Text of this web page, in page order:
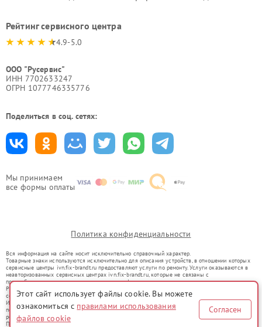
Мы принимаем
все формы оплаты
Рейтинг сервисного центра
4.9-5.0
ООО "Русервис"
ИНН 7702633247
ОГРН 1077746335776
Поделиться в соц. сетях:
Политика конфиденциальности
Вся информация на сайте носит исключительно справочный характер.
Товарные знаки используются исключительно для описания устройств, в отношении которых
сервисные центры ivn.fix-brandt.ru предоставляют услуги по ремонту. Услуги оказываются в
неавторизованных сервисных центрах ivn.fix-brandt.ru, которые не связаны с
правообладателями товарных знаков или их официальными представителями.
Ремонт осуществляется для устройств, уже введенных в гражданский оборот в соответствии
со статьей 1487 ГК РФ.
Использование товарных знаков не преследует цели индивидуализации услуг или введения
потребителей в заблуждение, а служит для информирования о предоставляемых услугах по
ремонту техники указанных брендов.
Представленная на сайте информация не является публичной офертой, определяемой
Этот сайт использует файлы cookie. Вы можете
ознакомиться с правилами использования
файлов cookie
Согласен